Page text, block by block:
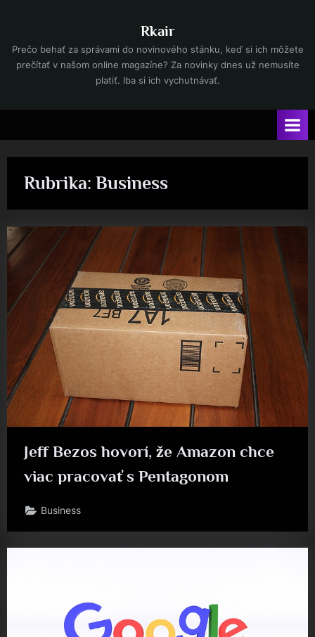
content
Rkair
Prečo behať za správami do novinového stánku, keď si ich môžete
prečítať v našom online magazíne? Za novinky dnes už nemusíte
platiť. Iba si ich vychutnávať.
Rubrika: Business
Jeff Bezos hovorí, že Amazon chce
viac pracovať s Pentagonom
Business